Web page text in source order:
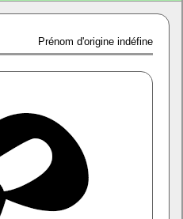
Prénom d'origine indéfine